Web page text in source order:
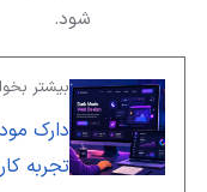
شود.
بیشتر
دارک
تجربه